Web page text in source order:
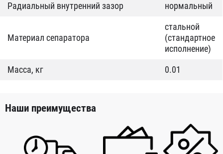
Радиальный внутренний зазор нормальный
Материал сепаратора
стальной
(стандартное
исполнение)
Масса, кг
0.01
Наши преимущества